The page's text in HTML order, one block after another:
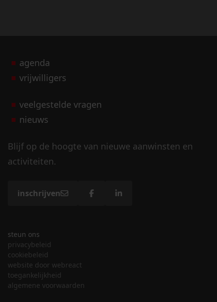
agenda
vrijwilligers
veelgestelde vragen
nieuws
Blijf op de hoogte van nieuwe aanwinsten en
activiteiten.
inschrijven
steun ons
privacybeleid
cookiebeleid
website door webreact
toegankelijkheid
algemene voorwaarden